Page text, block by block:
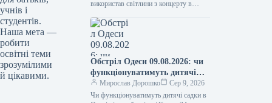
учнів і
студентів.
Наша мета —
робити
освітні теми
зрозумілими
й цікавими.
використав світлини з концерту в
09.08.2026 16:40 Укрінформ
Австралійський гурт Breathe обрав
для…
Обстріл Одеси 09.08.2026: чи
функціонуватимуть дитячі
садки без електроенергії та
водопостачання
Мирослав Дорошко
Сер 9, 2026
Чи функціонуватимуть дитячі садки в